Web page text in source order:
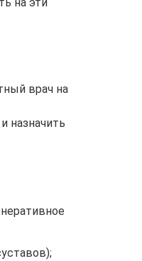
врач на
назначить